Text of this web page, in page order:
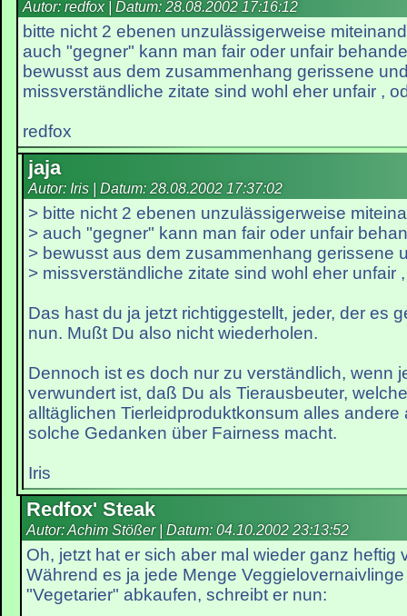
Autor: redfox | Datum: 28.08.2002 17:16:12
bitte nicht 2 ebenen unzulässigerweise
auch "gegner" kann man fair oder unfair
bewusst aus dem zusammenhang gerissene
missverständliche zitate sind wohl eher unfair ,
redfox
jaja
Autor: Iris | Datum: 28.08.2002 17:37:02
> bitte nicht 2 ebenen unzulässigerweise
> auch "gegner" kann man fair oder unfair
> bewusst aus dem zusammenhang gerissene
> missverständliche zitate sind wohl eher unfair
Das hast du ja jetzt richtiggestellt, jeder, der es
nun. Mußt Du also nicht wiederholen.
Dennoch ist es doch nur zu verständlich, wenn
verwundert ist, daß Du als Tierausbeuter,
alltäglichen Tierleidproduktkonsum alles andere
solche Gedanken über Fairness macht.
Iris
Redfox' Steak
Autor: Achim Stößer | Datum: 04.10.2002 23:13:52
Oh, jetzt hat er sich aber mal wieder ganz heftig
Während es ja jede Menge
"Vegetarier" abkaufen, schreibt er nun: